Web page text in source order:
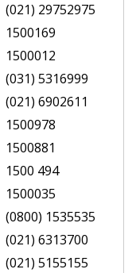
(021) 29752975
1500169
1500012
(031) 5316999
(021) 6902611
1500978
1500881
1500 494
1500035
(0800) 1535535
(021) 6313700
(021) 5155155